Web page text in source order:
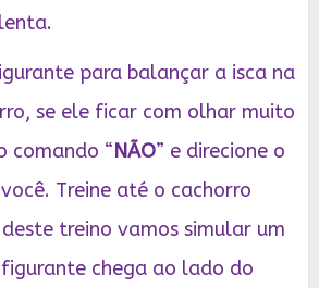
para balançar a isca na
se ele ficar com olhar muito
comando “NÃO” e direcione o
Treine até o cachorro
treino vamos simular um
chega ao lado do